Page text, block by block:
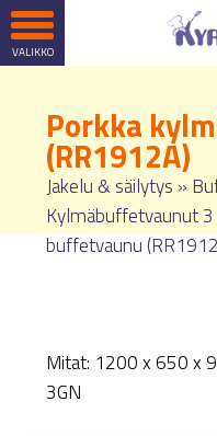
Porkka
(RR1912A)
Jakelu & säilytys »
Kylmäbuffetvaunut 3
buffetvaunu
Mitat: 1200 x 650 x
3GN